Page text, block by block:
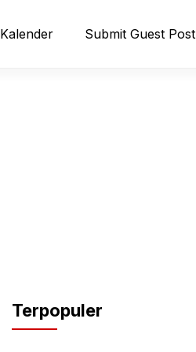
Kalender Submit Guest Post
Terpopuler